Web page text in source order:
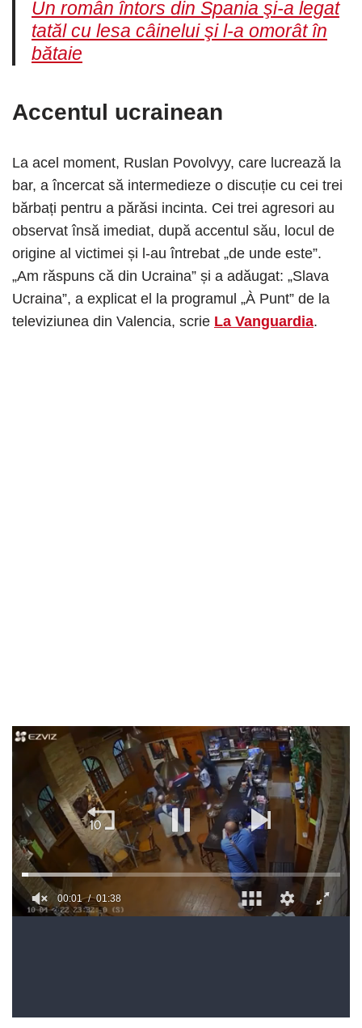
Un român întors din Spania şi-a legat
tatăl cu lesa câinelui şi l-a omorât în
bătaie
Accentul ucrainean
La acel moment, Ruslan Povolvyy, care lucrează la
bar, a încercat să intermedieze o discuție cu cei trei
bărbați pentru a părăsi incinta. Cei trei agresori au
observat însă imediat, după accentul său, locul de
origine al victimei și l-au întrebat „de unde este”.
„Am răspuns că din Ucraina” și a adăugat: „Slava
Ucraina”, a explicat el la programul „À Punt” de la
televiziunea din Valencia, scrie La Vanguardia.